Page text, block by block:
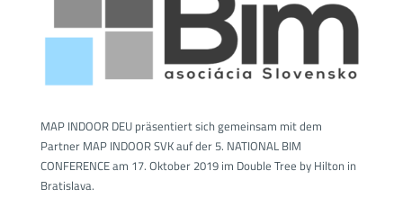
MAP INDOOR DEU präsentiert sich gemeinsam mit dem
Partner MAP INDOOR SVK auf der 5. NATIONAL BIM
CONFERENCE am 17. Oktober 2019 im Double Tree by Hilton in
Bratislava.